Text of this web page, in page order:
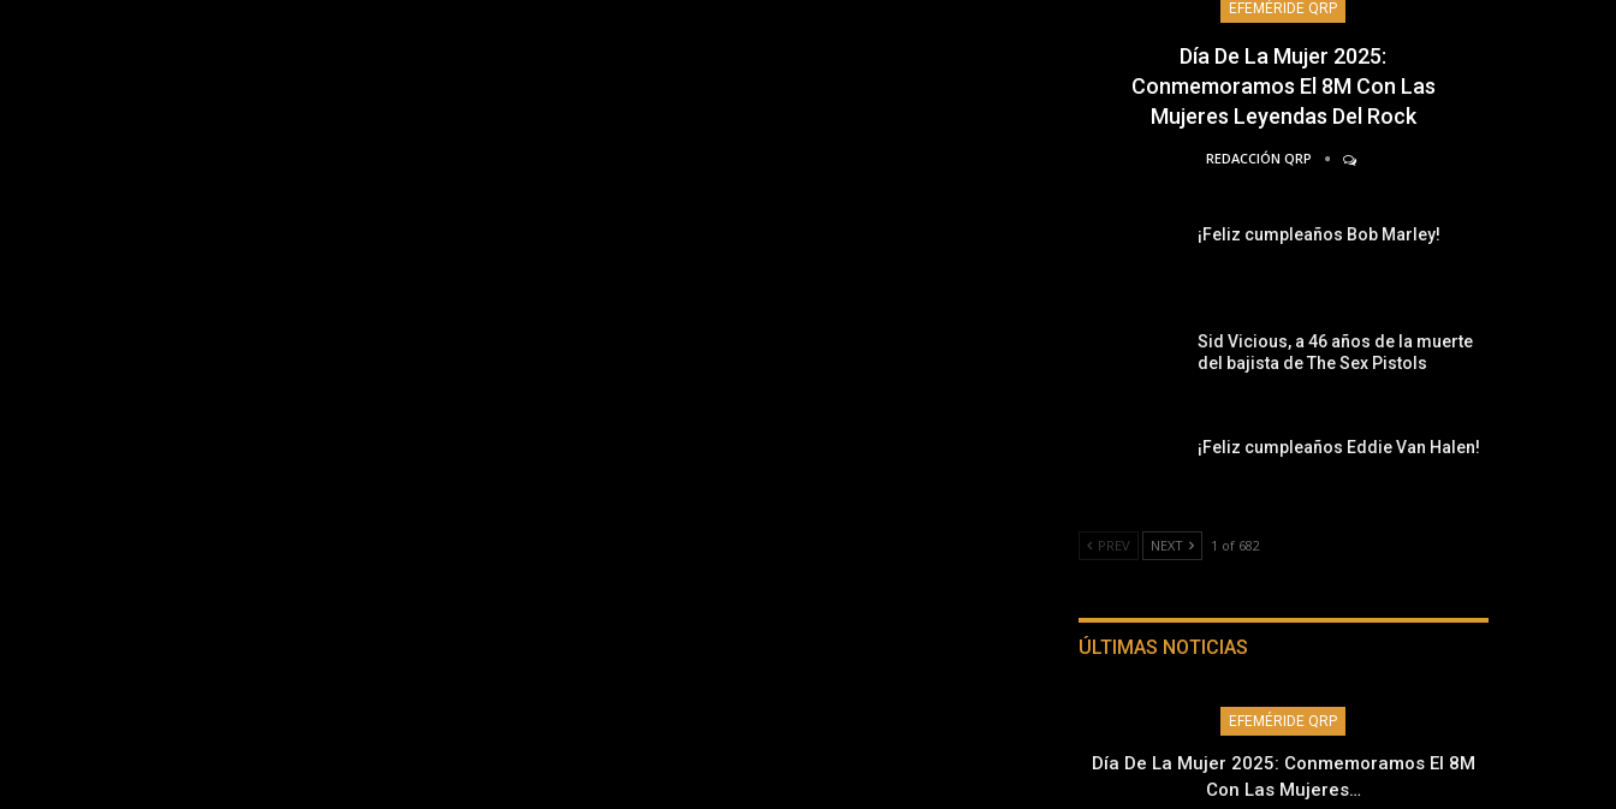
EFEMÉRIDE QRP
Día De La Mujer 2025:
Conmemoramos El 8M Con Las
Mujeres Leyendas Del Rock
REDACCIÓN QRP
¡Feliz cumpleaños Bob Marley!
Sid Vicious, a 46 años de la muerte
del bajista de The Sex Pistols
¡Feliz cumpleaños Eddie Van Halen!
PREV NEXT 1 of 682
ÚLTIMAS NOTICIAS
EFEMÉRIDE QRP
Día De La Mujer 2025: Conmemoramos El 8M
Con Las Mujeres…